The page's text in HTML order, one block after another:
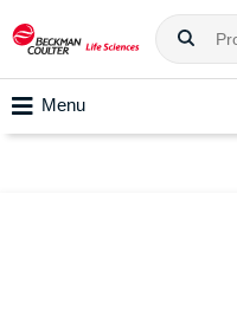
Menu